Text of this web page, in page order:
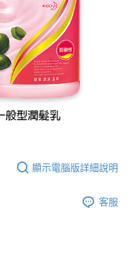
顯示電腦版詳細說明
客服